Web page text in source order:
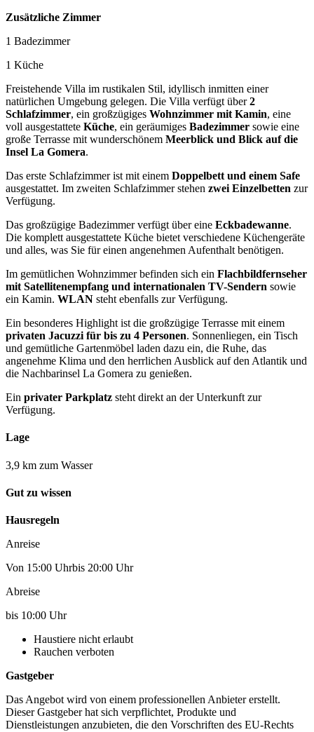
Zusätzliche Zimmer
1 Badezimmer
1 Küche
Freistehende Villa im rustikalen Stil, idyllisch inmitten einer
natürlichen Umgebung gelegen. Die Villa verfügt über2
Schlafzimmer, ein großzügiges Wohnzimmer mit Kamin, eine
voll ausgestattete Küche, ein geräumiges Badezimmer sowie eine
große Terrasse mit wunderschönem Meerblick und Blick auf die
Insel La Gomera.
Das erste Schlafzimmer ist mit einem Doppelbett und einem Safe
ausgestattet. Im zweiten Schlafzimmer stehen zwei Einzelbetten zur
Verfügung.
Das großzügige Badezimmer verfügt über eine Eckbadewanne.
Die komplett ausgestattete Küche bietet verschiedene Küchengeräte
und alles, was Sie für einen angenehmen Aufenthalt benötigen.
Im gemütlichen Wohnzimmer befinden sich ein Flachbildfernseher
mit Satellitenempfang und internationalen TV-Sendern sowie
ein Kamin. WLAN steht ebenfalls zur Verfügung.
Ein besonderes Highlight ist die großzügige Terrasse mit einem
privaten Jacuzzi für bis zu 4 Personen. Sonnenliegen, ein Tisch
und gemütliche Gartenmöbel laden dazu ein, die Ruhe, das
angenehme Klima und den herrlichen Ausblick auf den Atlantik und
die Nachbarinsel La Gomera zu genießen.
Ein privater Parkplatz steht direkt an der Unterkunft zur
Verfügung.
Lage
3,9 km zum Wasser
Gut zu wissen
Hausregeln
Anreise
Von 15:00 Uhrbis 20:00 Uhr
Abreise
bis 10:00 Uhr
Haustiere nicht erlaubt
Rauchen verboten
Gastgeber
Das Angebot wird von einem professionellen Anbieter erstellt.
Dieser Gastgeber hat sich verpflichtet, Produkte und
Dienstleistungen anzubieten, die den Vorschriften des EU-Rechts